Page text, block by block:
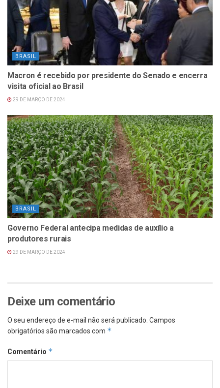
BRASIL
Macron é recebido por presidente do Senado e encerra
visita oficial ao Brasil
29 DE MARÇO DE 2024
BRASIL
Governo Federal antecipa medidas de auxílio a
produtores rurais
29 DE MARÇO DE 2024
Deixe um comentário
O seu endereço de e-mail não será publicado. Campos
obrigatórios são marcados com *
Comentário *